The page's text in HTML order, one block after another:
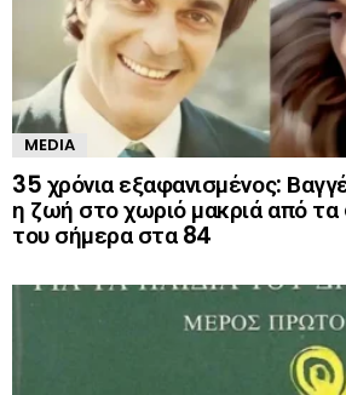
MEDIA
35 χρόνια εξαφανισμένος:
η ζωή στο χωριό μακριά από
του σήμερα στα 84